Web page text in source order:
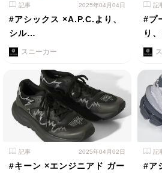
記事 2025年04月04日
#アシックス ×A.P.C.より、
シル…
スニーカー
記
#プ
り
記事 2025年04月02日
#キーン ×エンジニアド ガー
記
#ア